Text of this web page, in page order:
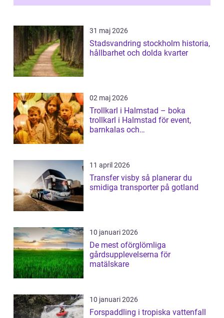
31 maj 2026
Stadsvandring stockholm historia,
hållbarhet och dolda kvarter
02 maj 2026
Trollkarl i Halmstad – boka
trollkarl i Halmstad för event,
barnkalas och
11 april 2026
Transfer visby så planerar du
smidiga transporter på gotland
10 januari 2026
De mest oförglömliga
gårdsupplevelserna för
matälskare
10 januari 2026
Forspaddling i tropiska vattenfall